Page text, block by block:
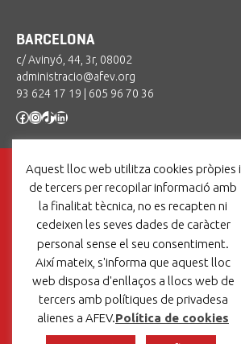
BARCELONA
c/ Avinyó, 44, 3r, 08002
administracio@afev.org
93 624 17 19
605 96 70 36
Facebook
Instagram
TikTok
LinkedIn
Un projecte de:
Avís legal|Política de cookies
Aquest lloc web utilitza cookies pròpies i
de tercers per recopilar informació amb
la finalitat tècnica, no es recapten ni
cedeixen les seves dades de caràcter
personal sense el seu consentiment.
Així mateix, s'informa que aquest lloc
web disposa d'enllaços a llocs web de
tercers amb polítiques de privadesa
alienes a AFEV.Política de cookies